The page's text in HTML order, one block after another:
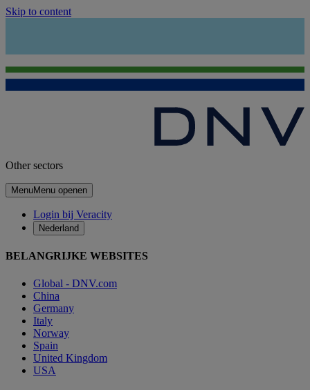
Skip to content
Other sectors
MenuMenu openen
Login bij Veracity
Nederland
BELANGRIJKE WEBSITES
Global - DNV.com
China
Germany
Italy
Norway
Spain
United Kingdom
USA